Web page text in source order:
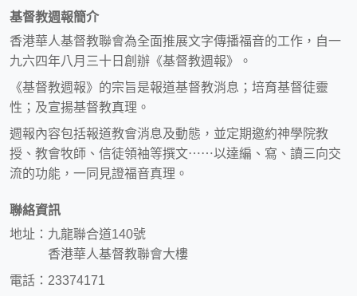
基督教週報簡介
香港華人基督教聯會為全面推展文字傳播福音的工作，自一
九六四年八月三十日創辦《基督教週報》。
《基督教週報》的宗旨是報道基督教消息；培育基督徒靈
性；及宣揚基督教真理。
週報內容包括報道教會消息及動態，並定期邀約神學院教
授、教會牧師、信徒領袖等撰文⋯⋯以達編、寫、讀三向交
流的功能，一同見證福音真理。
聯絡資訊
地址：九龍聯合道140號
香港華人基督教聯會大樓
電話：23374171